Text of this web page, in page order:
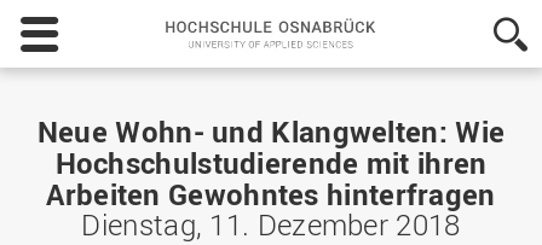
Hochschule
Osnabrück
-
Applied
Sciences
Neue Wohn- und Klangwelten: Wie
Hochschulstudierende mit ihren
Arbeiten Gewohntes hinterfragen
Dienstag, 11. Dezember 2018